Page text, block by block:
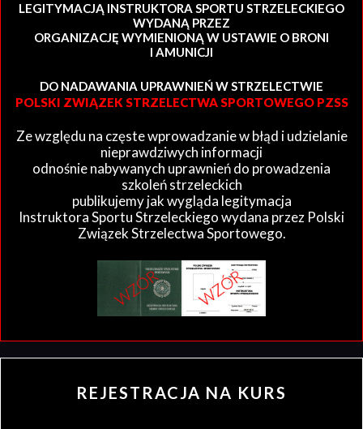
LEGITYMACJĄ INSTRUKTORA SPORTU STRZELECKIEGO
WYDANĄ PRZEZ
ORGANIZACJĘ WYMIENIONĄ W USTAWIE O BRONI
I AMUNICJI
DO NADAWANIA UPRAWNIEŃ W STRZELECTWIE
POLSKI ZWIĄZEK STRZELECTWA SPORTOWEGO PZSS
Ze względu na częste wprowadzanie w błąd i udzielanie
nieprawdziwych informacji
odnośnie nabywanych uprawnień do prowadzenia
szkoleń strzeleckich
publikujemy jak wygląda legitymacja
Instruktora Sportu Strzeleckiego wydana przez Polski
Związek Strzelectwa Sportowego.
REJESTRACJA NA KURS